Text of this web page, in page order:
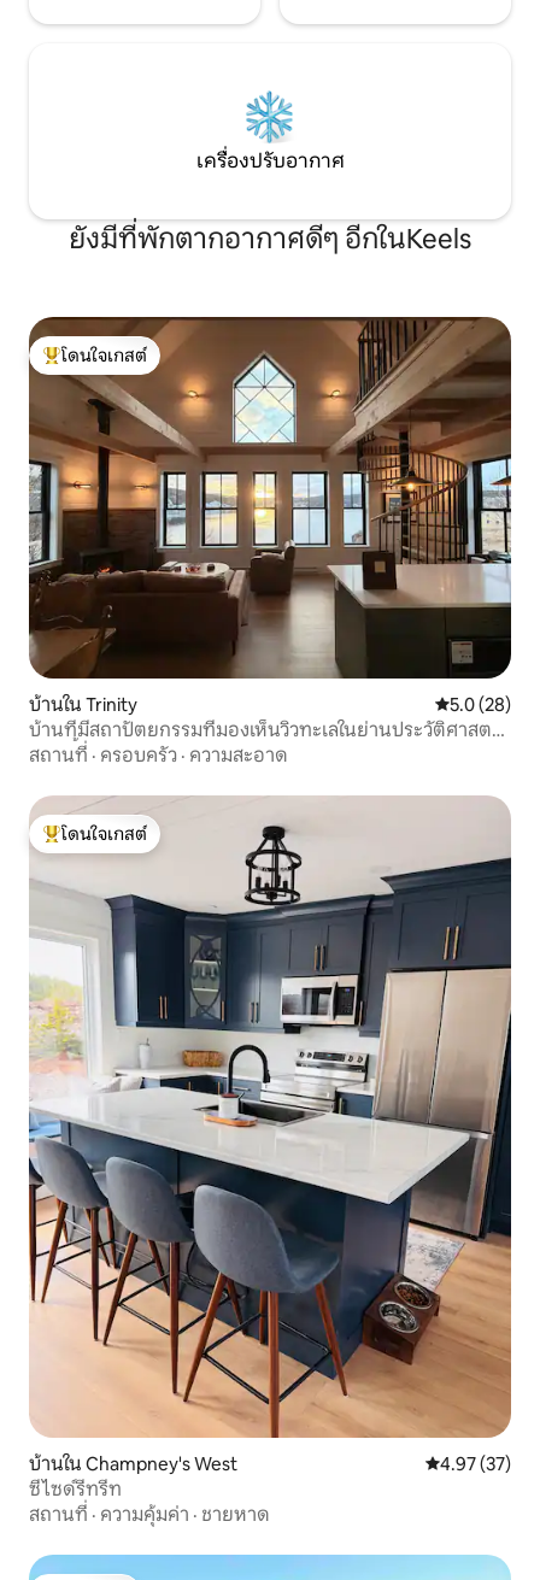
เครื่องปรับอากาศ
ยังมีที่พักตากอากาศดีๆ อีกในKeels
โดนใจเกสต์ที่สุด
โดนใจเกสต์
บ้านใน Trinity คะแนนเฉลี่ย
5.0 (28)
บ้านที่มีสถาปัตยกรรมที่มองเห็นวิวทะเลในย่านประวัติศาสตร์
ทรินิตี้
สถานที่ · ครอบครัว · ความสะอาด
โดนใจเกสต์ที่สุด
โดนใจเกสต์
บ้านใน Champney's West คะแนนเฉลี่ย
4.97 (37)
ซีไซด์รีทรีท
สถานที่ · ความคุ้มค่า · ชายหาด